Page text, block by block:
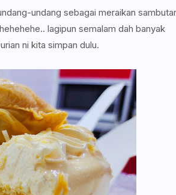
undang sebagai meraikan
lagipun semalam dah banyak
ni kita simpan dulu.